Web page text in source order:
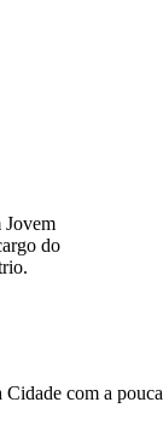
Jovem
do
Cidade com a pouca